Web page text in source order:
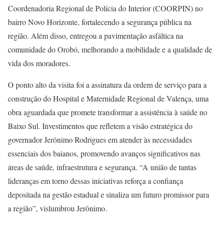
Coordenadoria Regional de Polícia do Interior (COORPIN) no
bairro Novo Horizonte, fortalecendo a segurança pública na
região. Além disso, entregou a pavimentação asfáltica na
comunidade do Orobó, melhorando a mobilidade e a qualidade de
vida dos moradores.
O ponto alto da visita foi a assinatura da ordem de serviço para a
construção do Hospital e Maternidade Regional de Valença, uma
obra aguardada que promete transformar a assistência à saúde no
Baixo Sul. Investimentos que refletem a visão estratégica do
governador Jerônimo Rodrigues em atender às necessidades
essenciais dos baianos, promovendo avanços significativos nas
áreas de saúde, infraestrutura e segurança. “A união de tantas
lideranças em torno dessas iniciativas reforça a confiança
depositada na gestão estadual e sinaliza um futuro promissor para
a região”, vislumbrou Jerônimo.